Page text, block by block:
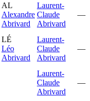
AL
Alexandre
Abrivard
Laurent-
Claude
Abrivard
—
LÉ
Léo
Abrivard
Laurent-
Claude
Abrivard
—
Laurent-
Claude
Abrivard
—